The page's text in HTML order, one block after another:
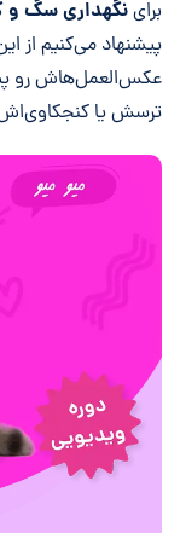
براینگهداری سگ و
پیشنهاد می‌کنیم از
عکس‌العمل‌هاش رو
ترسش یا کنجکاوی‌اش